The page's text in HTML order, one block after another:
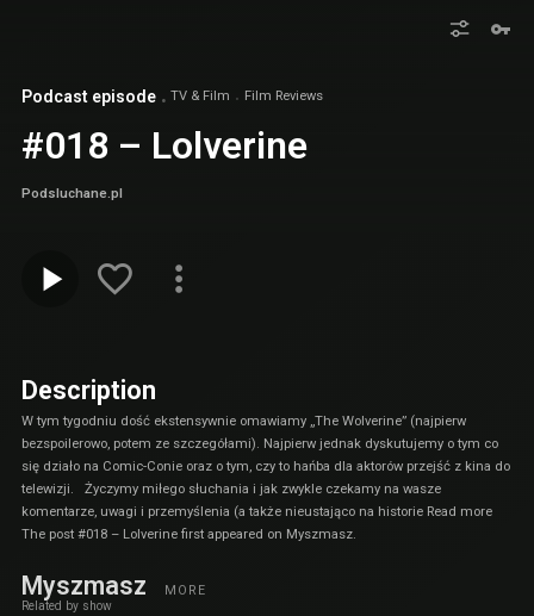
Podcast episode TV & Film Film Reviews
#018 – Lolverine
Podsluchane.pl
Description
W tym tygodniu dość ekstensywnie omawiamy „The Wolverine” (najpierw
bezspoilerowo, potem ze szczegółami). Najpierw jednak dyskutujemy o tym co
się działo na Comic-Conie oraz o tym, czy to hańba dla aktorów przejść z kina do
telewizji. Życzymy miłego słuchania i jak zwykle czekamy na wasze
komentarze, uwagi i przemyślenia (a także nieustająco na historie Read more
The post #018 – Lolverine first appeared on Myszmasz.
Myszmasz MORE
Related by show